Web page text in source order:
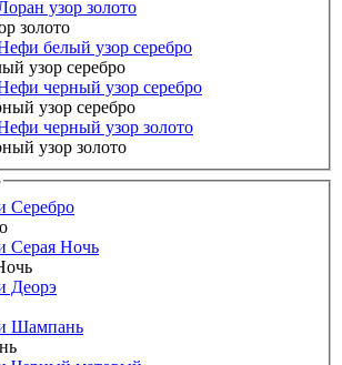
золото
узор серебро
узор серебро
узор золото